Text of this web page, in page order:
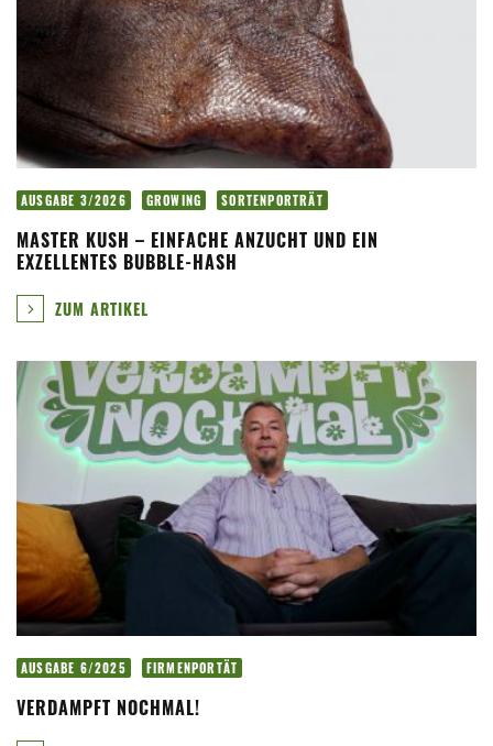
AUSGABE 3/2026 GROWING SORTENPORTRÄT
MASTER KUSH – EINFACHE ANZUCHT UND EIN
EXZELLENTES BUBBLE-HASH
ZUM ARTIKEL
AUSGABE 6/2025 FIRMENPORTÄT
VERDAMPFT NOCHMAL!